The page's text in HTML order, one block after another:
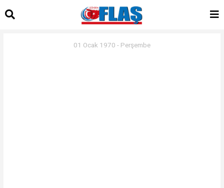
01 Ocak 1970 - Perşembe